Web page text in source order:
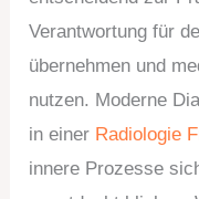
Verantwortung für
übernehmen und
nutzen. Moderne
in einer Radiologie
innere Prozesse